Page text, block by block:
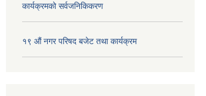
कार्यक्रमको सर्वजनिकिकरण
१९ औं नगर परिषद बजेट तथा कार्यक्रम